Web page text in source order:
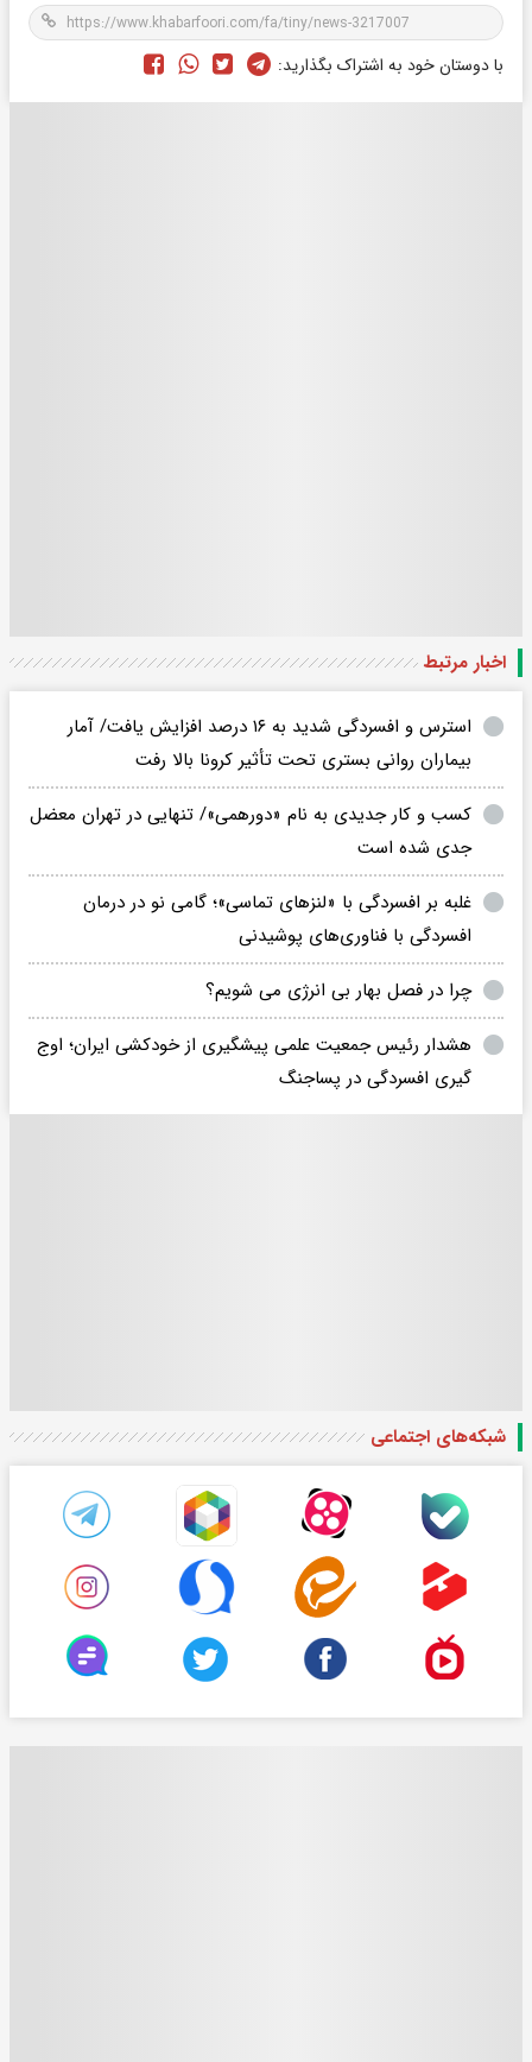
با دوستان خود به اشتراک بگذارید:
اخبار مرتبط
استرس و افسردگی شدید به ۱۶ درصد افزایش یافت/ آمار
بیماران روانی بستری تحت تأثیر کرونا بالا رفت
کسب و کار جدیدی به نام «دورهمی»/ تنهایی در تهران معضل
جدی شده است
غلبه بر افسردگی با «لنزهای تماسی»؛ گامی نو در درمان
افسردگی با فناوری‌های پوشیدنی
چرا در فصل بهار بی انرژی می شویم؟
هشدار رئیس جمعیت علمی پیشگیری از خودکشی ایران؛ اوج
گیری افسردگی در پساجنگ
شبکه‌های اجتماعی